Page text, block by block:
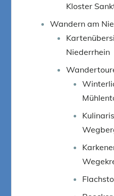
Kloster
Wandern am
Niederrhein